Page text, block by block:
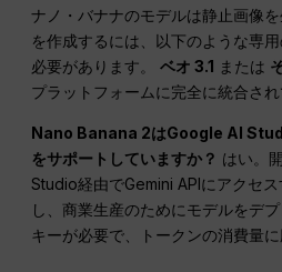
ナノ・バナナのモデルは静止画像
を作成するには、以下のような専
必要があります。ベオ 3.1 または
プラットフォームに完全に統合さ
Nano Banana 2はGoogle AI
をサポートしていますか？ はい。
Studio経由でGemini APIにアクセ
し、商業生産のためにモデルをデ
キーが必要で、トークンの消費量